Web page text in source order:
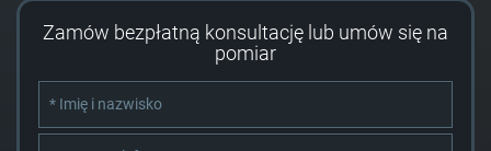
Zamów bezpłatną konsultację lub umów się na
pomiar